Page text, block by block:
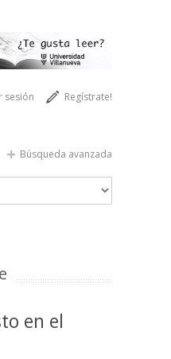
Regístrate!
sesión
Búsqueda avanzada
en el